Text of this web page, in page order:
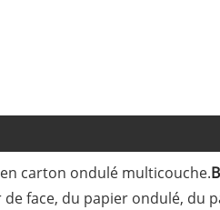
carton ondulé multicouche.
face, du papier ondulé, du